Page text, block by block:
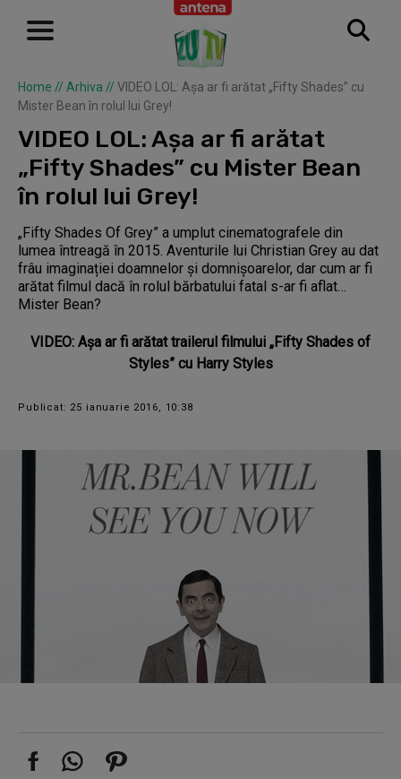
Home // Arhiva // VIDEO LOL: Așa ar fi arătat „Fifty Shades” cu
Mister Bean în rolul lui Grey!
VIDEO LOL: Așa ar fi arătat
„Fifty Shades” cu Mister Bean
în rolul lui Grey!
„Fifty Shades Of Grey” a umplut cinematografele din
lumea întreagă în 2015. Aventurile lui Christian Grey au dat
frâu imaginației doamnelor și domnișoarelor, dar cum ar fi
arătat filmul dacă în rolul bărbatului fatal s-ar fi aflat…
Mister Bean?
VIDEO: Aşa ar fi arătat trailerul filmului „Fifty Shades of
Styles” cu Harry Styles
Publicat: 25 ianuarie 2016, 10:38